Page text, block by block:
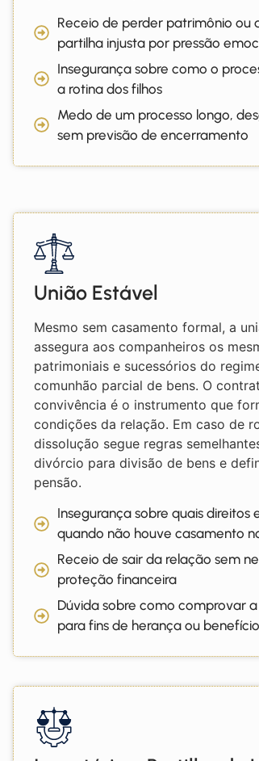
Receio de perder patrimônio ou
partilha injusta por pressão
Insegurança sobre como o
a rotina dos filhos
Medo de um processo longo,
sem previsão de encerramento
União Estável
Mesmo sem casamento formal, a
assegura aos companheiros os
patrimoniais e sucessórios do
comunhão parcial de bens. O
convivência é o instrumento que
condições da relação. Em caso de
dissolução segue regras
divórcio para divisão de bens e
pensão.
Insegurança sobre quais direitos
quando não houve casamento
Receio de sair da relação sem
proteção financeira
Dúvida sobre como comprovar
para fins de herança ou